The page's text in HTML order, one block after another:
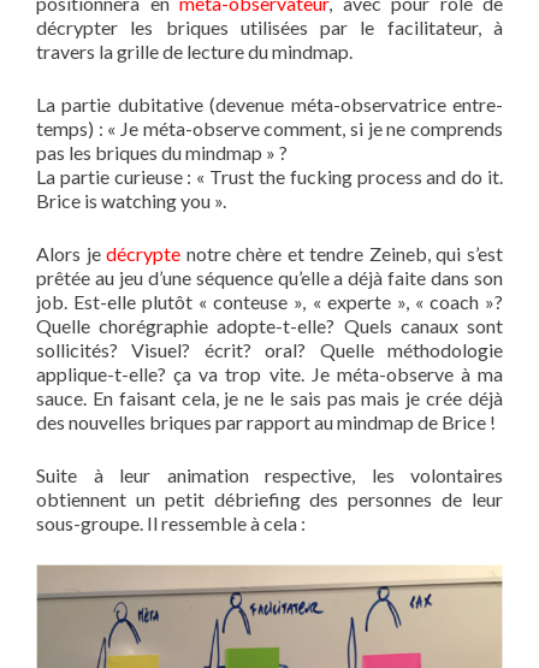
décrypter les briques utilisées par le facilitateur, à
travers la grille de lecture du mindmap.
La partie dubitative (devenue méta-observatrice entre-
temps) : « Je méta-observe comment, si je ne comprends
pas les briques du mindmap » ?
La partie curieuse : « Trust the fucking process and do it.
Brice is watching you ».
Alors jedécrypte notre chère et tendre Zeineb, qui s’est
prêtée au jeu d’une séquence qu’elle a déjà faite dans son
job. Est-elle plutôt « conteuse », « experte », « coach »?
Quelle chorégraphie adopte-t-elle? Quels canaux sont
sollicités? Visuel? écrit? oral? Quelle méthodologie
applique-t-elle? ça va trop vite. Je méta-observe à ma
sauce. En faisant cela, je ne le sais pas mais je crée déjà
des nouvelles briques par rapport au mindmap de Brice !
Suite à leur animation respective, les volontaires
obtiennent un petit débriefing des personnes de leur
sous-groupe. Il ressemble à cela :